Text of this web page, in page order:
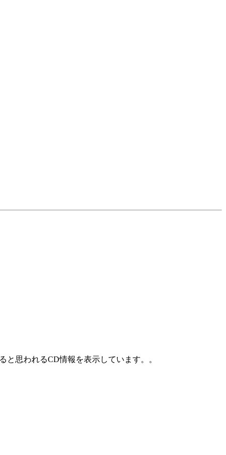
思われるCD情報を表示しています。。